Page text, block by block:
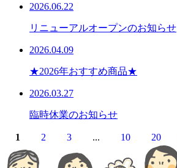
2026.06.22
リニューアルオープンのお知らせ
2026.04.09
★2026年おすすめ商品★
2026.03.27
臨時休業のお知らせ
1 2 3 ... 10 20